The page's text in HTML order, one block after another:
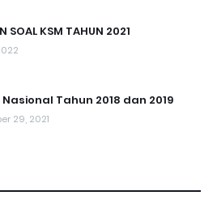
SOAL KSM TAHUN 2021
Nasional Tahun 2018 dan 2019
29, 2021